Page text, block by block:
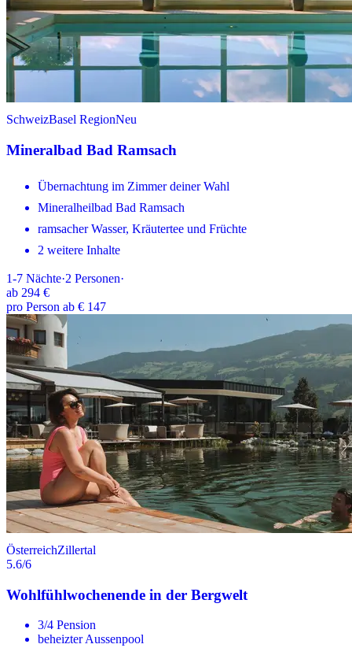
SchweizBasel RegionNeu
Mineralbad Bad Ramsach
Übernachtung im Zimmer deiner Wahl
Mineralheilbad Bad Ramsach
ramsacher Wasser, Kräutertee und Früchte
2 weitere Inhalte
1-7 Nächte·2 Personen·
ab 294 €
pro Person ab € 147
ÖsterreichZillertal
5.6/6
Wohlfühlwochenende in der Bergwelt
3/4 Pension
beheizter Aussenpool